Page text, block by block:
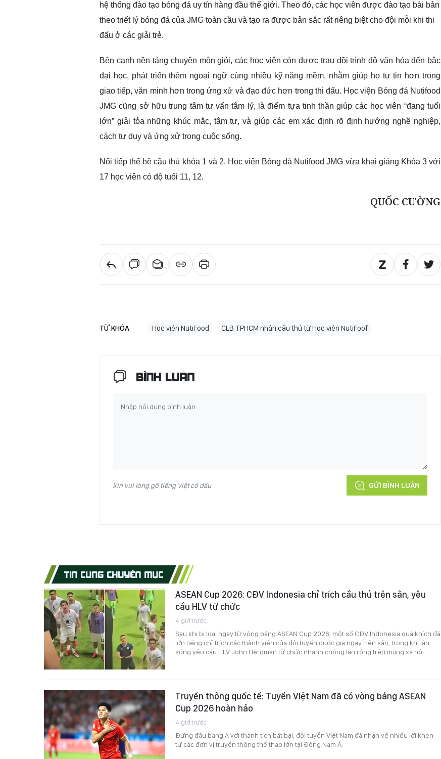
hệ thống đào tạo bóng đá uy tín hàng đầu thế giới. Theo đó, các học viên được đào tạo bài bản
theo triết lý bóng đá của JMG toàn cầu và tạo ra được bản sắc rất riêng biệt cho đội mỗi khi thi
đấu ở các giải trẻ.
Bên cạnh nền tảng chuyên môn giỏi, các học viên còn được trau dồi trình độ văn hóa đến bậc
đại học, phát triển thêm ngoại ngữ cùng nhiều kỹ năng mềm, nhằm giúp họ tự tin hơn trong
giao tiếp, văn minh hơn trong ứng xử và đạo đức hơn trong thi đấu. Học viện Bóng đá Nutifood
JMG cũng sở hữu trung tâm tư vấn tâm lý, là điểm tựa tinh thần giúp các học viên “đang tuổi
lớn” giải tỏa những khúc mắc, tâm tư, và giúp các em xác định rõ định hướng nghề nghiệp,
cách tư duy và ứng xử trong cuộc sống.
Nối tiếp thế hệ cầu thủ khóa 1 và 2, Học viện Bóng đá Nutifood JMG vừa khai giảng Khóa 3 với
17 học viên có độ tuổi 11, 12.
QUỐC CƯỜNG
TỪ KHÓA Học viện NutiFood CLB TPHCM nhận cầu thủ từ Học viện NutiFoof
BÌNH LUẬN
Xin vui lòng gõ tiếng Việt có dấu GỬI BÌNH LUẬN
TIN CÙNG CHUYÊN MỤC
ASEAN Cup 2026: CĐV Indonesia chỉ trích cầu thủ trên sân, yêu
cầu HLV từ chức
4 giờ trước
Sau khi bị loại ngay từ vòng bảng ASEAN Cup 2026, một số CĐV Indonesia quá khích đã
lớn tiếng chỉ trích các thành viên của đội tuyển quốc gia ngay trên sân, trong khi làn
sóng yêu cầu HLV John Herdman từ chức nhanh chóng lan rộng trên mạng xã hội.
Truyền thông quốc tế: Tuyển Việt Nam đã có vòng bảng ASEAN
Cup 2026 hoàn hảo
4 giờ trước
Đứng đầu bảng A với thành tích bất bại, đội tuyển Việt Nam đã nhận về nhiều lời khen
từ các đơn vị truyền thông thể thao lớn tại Đông Nam Á.